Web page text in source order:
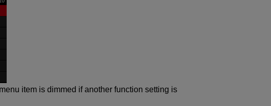
item is dimmed if another function setting is